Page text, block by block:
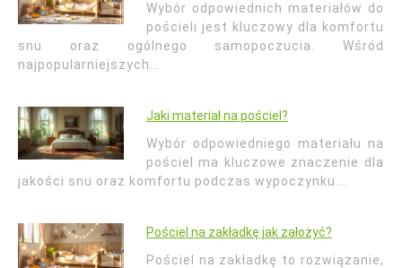
Wybór odpowiednich materiałów do
pościeli jest kluczowy dla komfortu
snu oraz ogólnego samopoczucia. Wśród
najpopularniejszych…
Jaki materiał na pościel?
Wybór odpowiedniego materiału na
pościel ma kluczowe znaczenie dla
jakości snu oraz komfortu podczas wypoczynku.…
Pościel na zakładkę jak założyć?
Pościel na zakładkę to rozwiązanie,